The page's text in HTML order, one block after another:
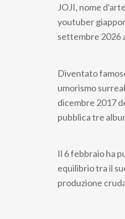
JOJI, nome
youtuber
settembre 2026
Diventato
umorismo
dicembre 2017
pubblica tre
Il 6 febbraio ha
equilibrio tra il
produzione